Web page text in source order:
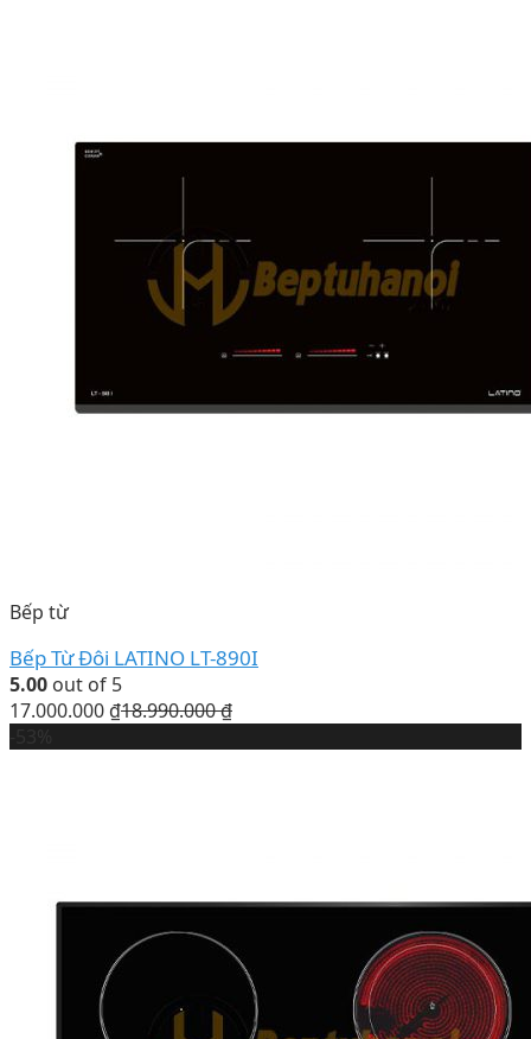
Bếp từ
Bếp Từ Đôi LATINO LT-890I
5.00 out of 5
17.000.000 ₫18.990.000₫